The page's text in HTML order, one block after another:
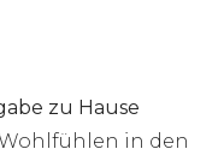
zu Hause
in den